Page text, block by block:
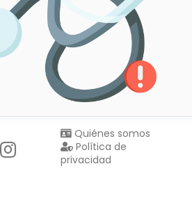
Quiénes somos
Política de
privacidad